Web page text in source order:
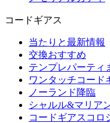
コードギアス
当たりと最新情報
交換おすすめ
テンプレパーティ
ワンタッチコード
ノーランド降臨
シャルル&マリア
コードギアスコロ